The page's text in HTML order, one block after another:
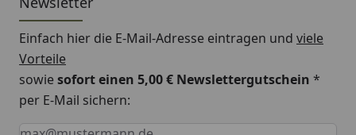
Einfach hier die E-Mail-Adresse eintragen und viele
Vorteile
sowiesofort einen 5,00 € Newslettergutschein *
per E-Mail sichern:
Keine Eingabe erforderlich
Eingabe erforderlich
E-Mail *